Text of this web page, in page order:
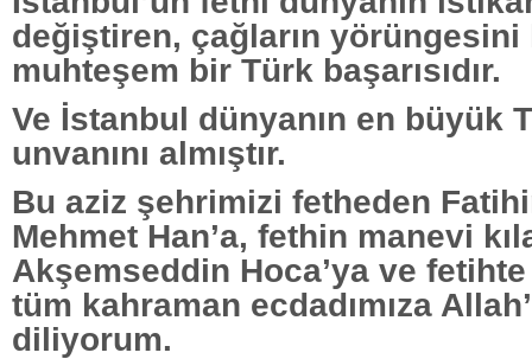
değiştiren, çağların yörüngesini
muhteşem bir Türk başarısıdır.
Ve İstanbul dünyanın en büyük
unvanını almıştır.
Bu aziz şehrimizi fetheden
Mehmet Han’a, fethin manevi
Akşemseddin Hoca’ya ve
tüm kahraman ecdadımıza
diliyorum.